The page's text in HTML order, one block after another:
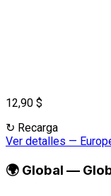
12,90 $
↻ Recarga
Ver detalles —
🌍 Global —